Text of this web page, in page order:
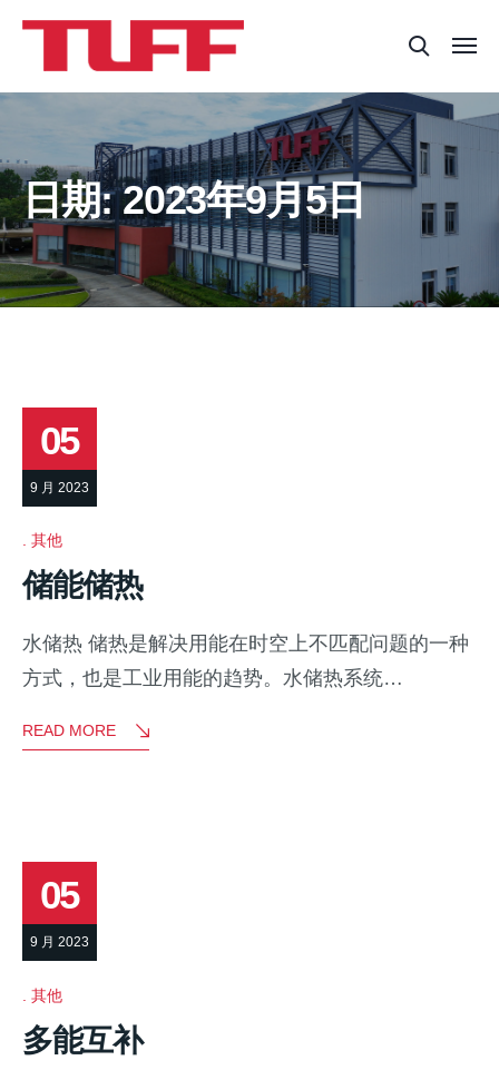
日期:2023年9月5日
05
9 月 2023
其他
储能储热
水储热 储热是解决用能在时空上不匹配问题的一种
方式，也是工业用能的趋势。水储热系统…
READ MORE
05
9 月 2023
其他
多能互补